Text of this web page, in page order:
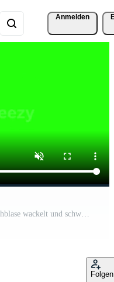
Anmelden
handgezeichnete Callout-Form, Sprechblase wackelt und schwimmt auf grünem Hintergrund Kostenloses Video
Folgen